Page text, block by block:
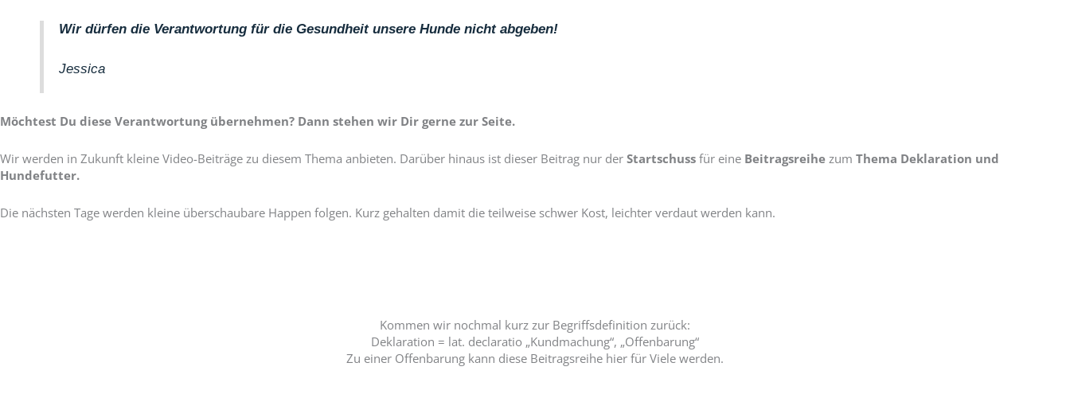
Wir dürfen die Verantwortung für die Gesundheit unsere Hunde nicht abgeben!
Jessica
Möchtest Du diese Verantwortung übernehmen? Dann stehen wir Dir gerne zur Seite.
Wir werden in Zukunft kleine Video-Beiträge zu diesem Thema anbieten. Darüber hinaus ist dieser Beitrag nur der Startschuss für eine Beitragsreihe zum Thema Deklaration und
Hundefutter.
Die nächsten Tage werden kleine überschaubare Happen folgen. Kurz gehalten damit die teilweise schwer Kost, leichter verdaut werden kann.
Kommen wir nochmal kurz zur Begriffsdefinition zurück:
Deklaration = lat. declaratio „Kundmachung“, „Offenbarung“
Zu einer Offenbarung kann diese Beitragsreihe hier für Viele werden.